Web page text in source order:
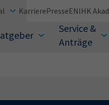
Service &
Anträge
KarrierePresseEN IHK